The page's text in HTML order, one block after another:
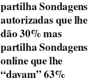
partilha Sondagens
autorizadas que lhe
dão 30% mas
partilha Sondagens
online que lhe
“davam” 63%